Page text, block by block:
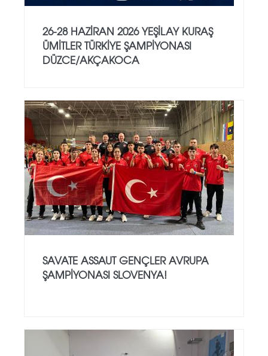
26-28 HAZİRAN 2026 YEŞİLAY KURAŞ
ÜMİTLER TÜRKİYE ŞAMPİYONASI
DÜZCE/AKÇAKOCA
SAVATE ASSAUT GENÇLER AVRUPA
ŞAMPİYONASI SLOVENYA!